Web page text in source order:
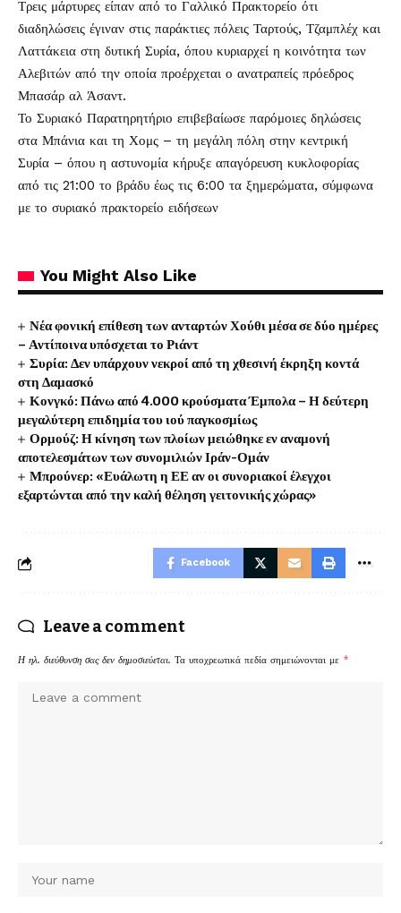
Τρεις μάρτυρες είπαν από το Γαλλικό Πρακτορείο ότι
διαδηλώσεις έγιναν στις παράκτιες πόλεις Ταρτούς, Τζαμπλέχ και
Λαττάκεια στη δυτική Συρία, όπου κυριαρχεί η κοινότητα των
Αλεβιτών από την οποία προέρχεται ο ανατραπείς πρόεδρος
Μπασάρ αλ Άσαντ.
Το Συριακό Παρατηρητήριο επιβεβαίωσε παρόμοιες δηλώσεις
στα Μπάνια και τη Χομς – τη μεγάλη πόλη στην κεντρική
Συρία – όπου η αστυνομία κήρυξε απαγόρευση κυκλοφορίας
από τις 21:00 το βράδυ έως τις 6:00 τα ξημερώματα, σύμφωνα
με το συριακό πρακτορείο ειδήσεων
You Might Also Like
Νέα φονική επίθεση των ανταρτών Χούθι μέσα σε δύο ημέρες
– Αντίποινα υπόσχεται το Ριάντ
Συρία: Δεν υπάρχουν νεκροί από τη χθεσινή έκρηξη κοντά
στη Δαμασκό
Κονγκό: Πάνω από 4.000 κρούσματα Έμπολα – Η δεύτερη
μεγαλύτερη επιδημία του ιού παγκοσμίως
Ορμούζ: Η κίνηση των πλοίων μειώθηκε εν αναμονή
αποτελεσμάτων των συνομιλιών Ιράν-Ομάν
Μπρούνερ: «Ευάλωτη η ΕΕ αν οι συνοριακοί έλεγχοι
εξαρτώνται από την καλή θέληση γειτονικής χώρας»
Facebook
Leave a comment
Η ηλ. διεύθυνση σας δεν δημοσιεύεται. Τα υποχρεωτικά πεδία σημειώνονται με *